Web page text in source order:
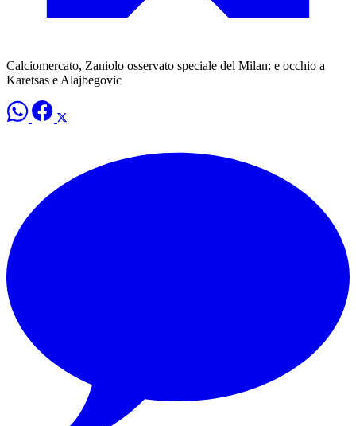
Calciomercato, Zaniolo osservato speciale del Milan: e occhio a
Karetsas e Alajbegovic